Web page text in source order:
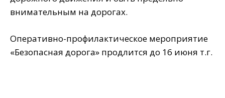
внимательным на дорогах.
Оперативно-профилактическое мероприятие
«Безопасная дорога» продлится до 16 июня т.г.